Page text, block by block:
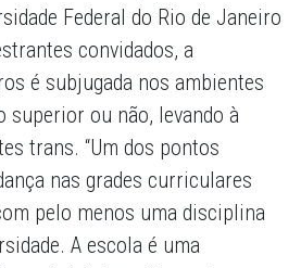
Federal do Rio de Janeiro
convidados, a
é subjugada nos ambientes
superior ou não, levando à
trans. “Um dos pontos
nas grades curriculares
pelo menos uma disciplina
A escola é uma